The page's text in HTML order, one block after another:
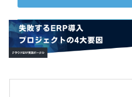
ERP
会計